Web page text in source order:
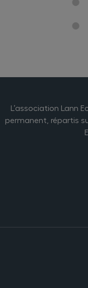
L’association Lann
permanent, répartis